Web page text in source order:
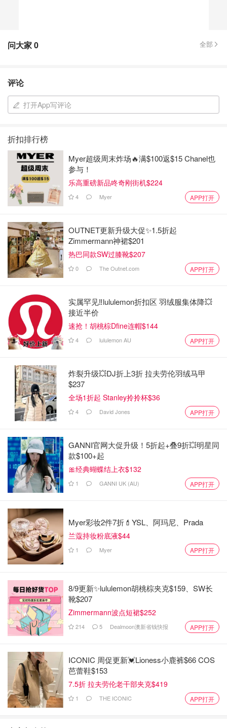
问大家0 全部
评论
打开App写评论
折扣排行榜
Myer超级周末炸场🔥满$100返$15 Chanel也
参与！
乐高重磅新品咚奇刚街机$224
4 Myer APP打开
OUTNET更新升级大促✨1.5折起
Zimmermann神裙$201
热巴同款SW过膝靴$207
0 The Outnet.com APP打开
实属罕见‼️lululemon折扣区 羽绒服集体降💥
接近半价
速抢！胡桃棕Dfine连帽$144
4 lululemon AU APP打开
炸裂升级💥DJ折上3折 拉夫劳伦羽绒马甲
$237
全场1折起 Stanley拎拎杯$36
4 David Jones APP打开
GANNI官网大促升级！5折起+叠9折💥明星同
款$100+起
🎀经典蝴蝶结上衣$132
1 GANNI UK (AU) APP打开
Myer彩妆2件7折💄YSL、阿玛尼、Prada
兰蔻持妆粉底液$44
1 Myer APP打开
8/9更新✨lululemon胡桃棕夹克$159、SW长
靴$207
Zimmermann波点短裙$252
214 5 Dealmoon澳新省钱快报 APP打开
ICONIC 周促更新💓Lioness小鹿裤$66 COS
芭蕾鞋$153
7.5折 拉夫劳伦老干部夹克$419
1 THE ICONIC APP打开